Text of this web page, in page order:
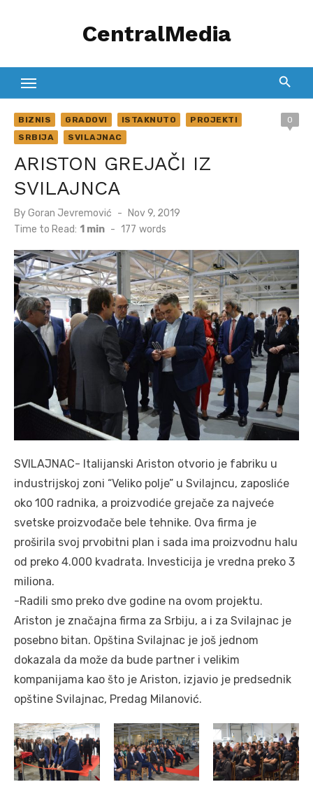
CentralMedia
BIZNIS GRADOVI ISTAKNUTO
PROJEKTI
SRBIJA
SVILAJNAC
0
ARISTON GREJAČI IZ
SVILAJNCA
ByGoran Jevremović
Posted
on
Nov 9, 2019
Time to Read: 1 min - 177 words
SVILAJNAC- Italijanski Ariston otvorio je fabriku u
industrijskoj zoni “Veliko polje” u Svilajncu, zaposliće
oko 100 radnika, a proizvodiće grejače za najveće
svetske proizvođače bele tehnike. Ova firma je
proširila svoj prvobitni plan i sada ima proizvodnu halu
od preko 4.000 kvadrata. Investicija je vredna preko 3
miliona.
-Radili smo preko dve godine na ovom projektu.
Ariston je značajna firma za Srbiju, a i za Svilajnac je
posebno bitan. Opština Svilajnac je još jednom
dokazala da može da bude partner i velikim
kompanijama kao što je Ariston, izjavio je predsednik
opštine Svilajnac, Predag Milanović.